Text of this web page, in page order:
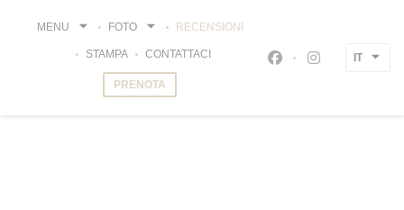
MENU FOTO RECENSIONI
STAMPA CONTATTACI
PRENOTA
Facebook ((apre
Instagram
IT